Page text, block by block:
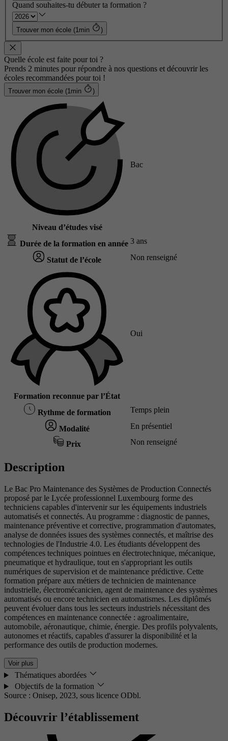
Quand souhaites-tu débuter ta formation ?
Trouver mon école (1min )
Quelle école est faite pour toi ?
Prends 2 minutes pour répondre à nos questions et découvrir les
écoles recommandées pour toi !
Trouver mon école (1min )
Niveau d’études visé
Bac
Durée de la formation en année 3 ans
Statut de l’école Non renseigné
Formation reconnue par l’État
Oui
Rythme de formation Temps plein
Modalité En présentiel
Prix Non renseigné
Description
Le Bac Pro Maintenance des Systèmes de Production Connectés
proposé par le Lycée professionnel Luxembourg forme des
techniciens capables d'intervenir sur les équipements industriels
automatisés et connectés. Au programme : diagnostic de pannes,
maintenance préventive et corrective, programmation d'automates,
analyse de données issues des systèmes connectés, et maîtrise des
technologies de l'Industrie 4.0. Les étudiants développent des
compétences techniques pointues en électrotechnique, mécanique,
pneumatique et hydraulique, tout en s'appropriant les outils
numériques de supervision et de maintenance prédictive. Cette
formation prépare aux métiers de technicien de maintenance
industrielle, électromécanicien, agent de maintenance des systèmes
automatisés ou encore technicien en automatismes. Les diplômés
peuvent évoluer dans tous les secteurs industriels nécessitant des
compétences en maintenance connectée : agroalimentaire,
automobile, aéronautique, chimie, énergie. Des profils polyvalents,
autonomes et réactifs, capables d'assurer la disponibilité et la
performance des outils de production modernes.
Voir plus
Thématiques abordées
Objectifs de la formation
Source : Onisep, 2023, sous licence ODbl.
Découvrir l’établissement